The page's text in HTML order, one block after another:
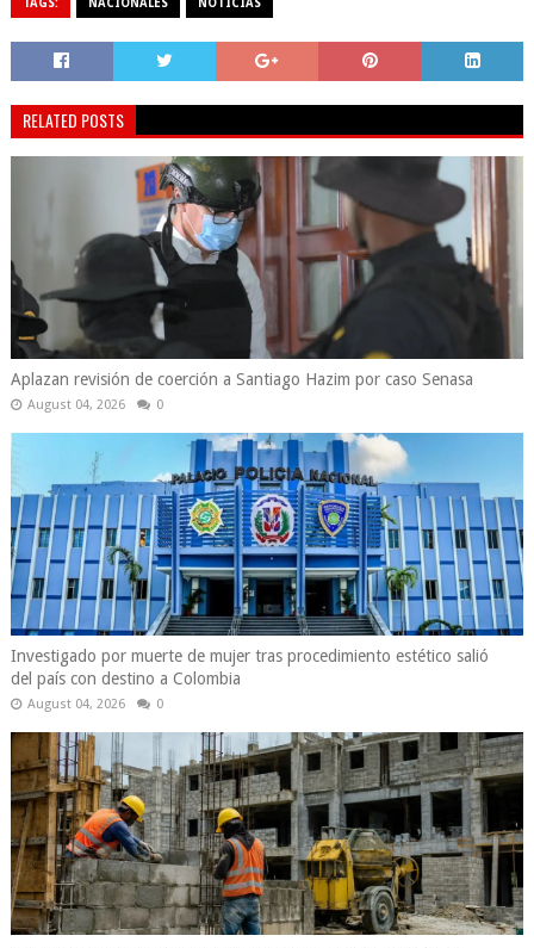
TAGS: NACIONALES NOTICIAS
RELATED POSTS
Aplazan revisión de coerción a Santiago Hazim por caso Senasa
August 04, 2026 0
Investigado por muerte de mujer tras procedimiento estético salió
del país con destino a Colombia
August 04, 2026 0